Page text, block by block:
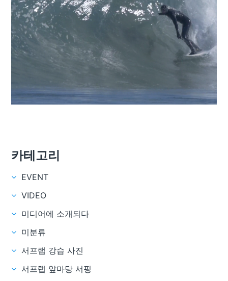
카테고리
EVENT
VIDEO
미디어에 소개되다
미분류
서프랩 강습 사진
서프랩 앞마당 서핑